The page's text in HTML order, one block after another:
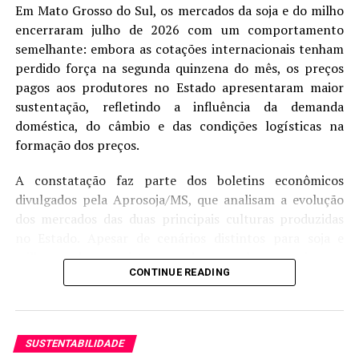
para a soja. Outras culturas, como o milho ou aquelas
previstas em lei, podem ser cultivadas normalmente
nesse período. Os produtores também devem registrar
suas lavouras no sistema de defesa agropecuária de
Goiás.
RELATED TOPICS:
UP NEXT
vendendo grandes volumes de soja e subprodutos –
MAIS SOJA
retenções para grãos, após atingir cota liquidada de
US$ 7 bilhões – MAIS SOJA
Em Mato Grosso do Sul, os mercados da soja e do milho
encerraram julho de 2026 com um comportamento
semelhante: embora as cotações internacionais tenham
perdido força na segunda quinzena do mês, os preços
pagos aos produtores no Estado apresentaram maior
sustentação, refletindo a influência da demanda
doméstica, do câmbio e das condições logísticas na
formação dos preços.
A constatação faz parte dos boletins econômicos
divulgados pela Aprosoja/MS, que analisam a evolução
dos mercados das duas principais culturas produzidas
milho, ambos registraram desempenho superior ao
observado na Bolsa de Chicago (CBOT) durante o
Na soja, o preço médio disponível alcançou R$ 119,90
por saca em julho, alta de 2,75% em relação ao mesmo
CONTINUE READING
SUSTENTABILIDADE